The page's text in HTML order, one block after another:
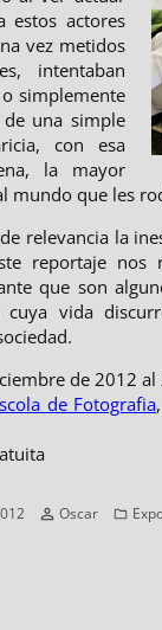
estos actores
vez metidos
intentaban
simplemente
una simple
con esa
la mayor
mundo que les
relevancia la
reportaje nos
que son
cuya vida
de 2012
de Fotografia
Autor
Oscar